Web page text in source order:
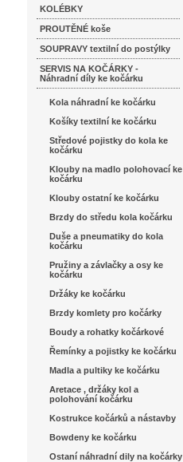
KOLÉBKY
PROUTĚNÉ koše
SOUPRAVY textilní do postýlky
SERVIS NA KOČÁRKY -
Náhradní díly ke kočárku
Kola náhradní ke kočárku
Košíky textilní ke kočárku
Středové pojistky do kola ke
kočárku
Klouby na madlo polohovací ke
kočárku
Klouby ostatní ke kočárku
Brzdy do středu kola kočárku
Duše a pneumatiky do kola
kočárku
Pružiny a závlačky a osy ke
kočárku
Držáky ke kočárku
Brzdy komlety pro kočárky
Boudy a rohatky kočárkové
Řemínky a pojistky ke kočárku
Madla a pultiky ke kočárku
Aretace , držáky kol a
polohování kočárku
Kostrukce kočárků a nástavby
Bowdeny ke kočárku
Ostaní náhradní dily na kočárky